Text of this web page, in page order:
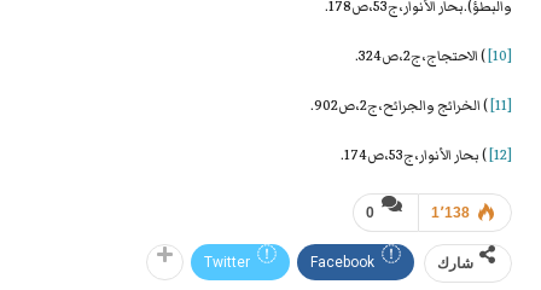
والبطؤ).بحار الأنوار،ج53،ص178.
[10] ) الاحتجاج،ج2،ص324.
[11] ) الخرائج والجرائح،ج2،ص902.
[12] ) بحار الأنوار،ج53،ص174.
0 1٬138
شارك Facebook
Twitter